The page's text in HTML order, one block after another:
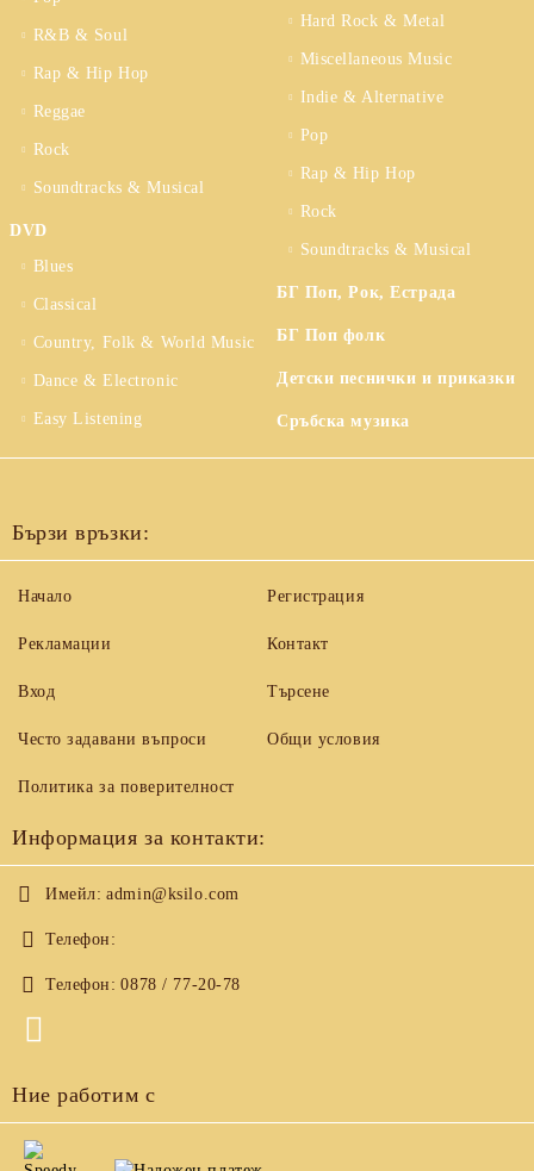
R&B & Soul
Rap & Hip Hop
Reggae
Rock
Soundtracks & Musical
DVD
Blues
Classical
Country, Folk & World Music
Dance & Electronic
Easy Listening
Hard Rock & Metal
Miscellaneous Music
Indie & Alternative
Pop
Rap & Hip Hop
Rock
Soundtracks & Musical
БГ Поп, Рок, Естрада
БГ Поп фолк
Детски песнички и приказки
Сръбска музика
Бързи връзки:
Начало
Рекламации
Вход
Често задавани въпроси
Регистрация
Контакт
Търсене
Общи условия
Политика за поверителност
Информация за контакти:
Имейл: admin@ksilo.com
Телефон:
Телефон: 0878 / 77-20-78
Ние работим с